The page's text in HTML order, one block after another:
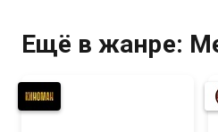
Ещё в жанре: